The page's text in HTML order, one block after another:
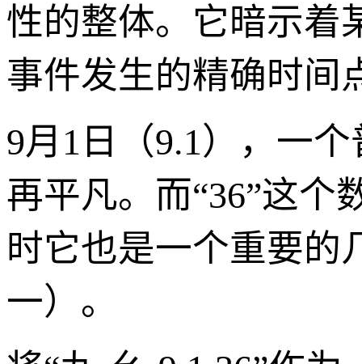
性的整体。它暗示着
事件发生的精确时间
9月1日（9.1），一
再平凡。而“36”这个
时它也是一个重要的
一）。